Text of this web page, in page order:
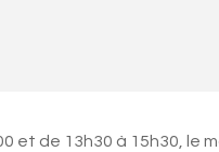
de 13h30 à 15h30, le